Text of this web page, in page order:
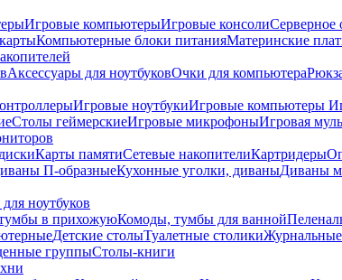
Игровые компьютерыИгровые консолиСерверное
Компьютерные блоки питанияМатеринские
Аксессуары для ноутбуковОчки для компьютера
Игровые ноутбукиИгровые компьютеры
Столы геймерскиеИгровые микрофоныИгровая
Карты памятиСетевые накопителиКартридеры
П-образныеКухонные уголки, диваныДиваны
ноутбуков
в прихожуюКомоды, тумбы для ванной
Детские столыТуалетные столики
группыСтолы-книги